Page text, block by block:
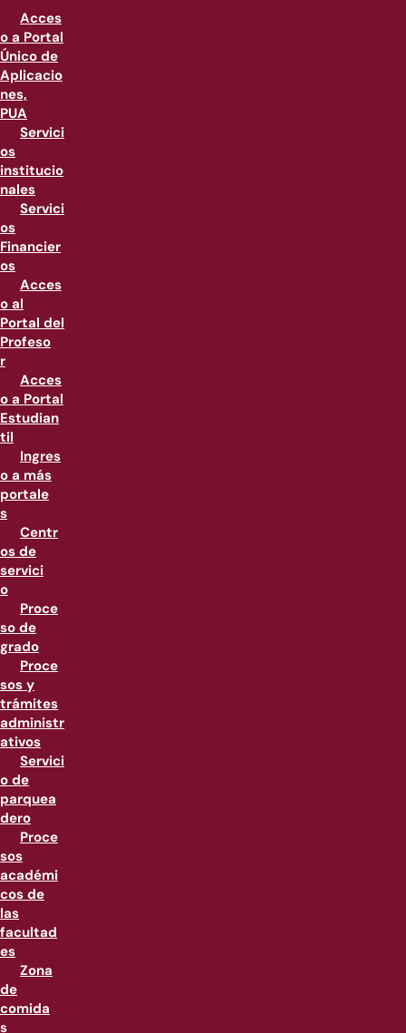
Acces
o a Portal
Único de
Aplicacio
nes,
PUA
Servici
os
institucio
nales
Servici
os
Financier
os
Acces
o al
Portal del
Profeso
r
Acces
o a Portal
Estudian
til
Ingres
o a más
portale
s
Centr
os de
servici
o
Proce
so de
grado
Proce
sos y
trámites
administr
ativos
Servici
o de
parquea
dero
Proce
sos
académi
cos de
las
facultad
es
Zona
de
comida
s